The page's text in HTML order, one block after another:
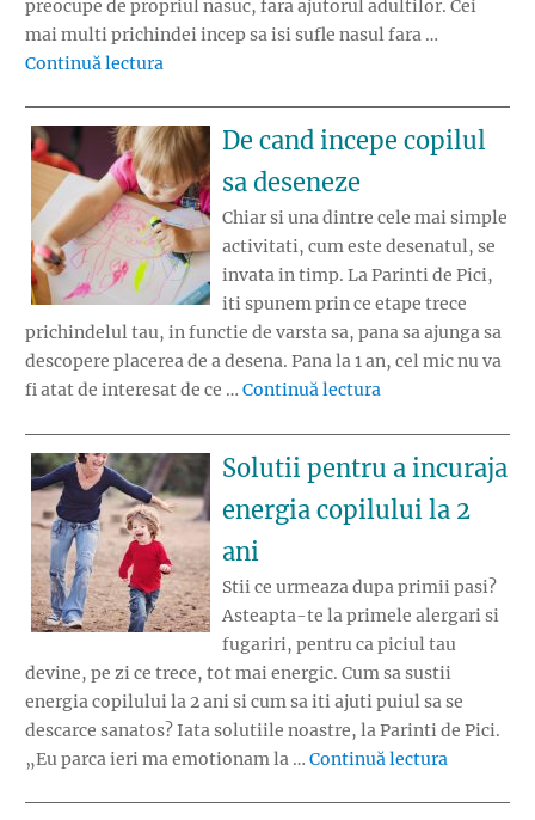
preocupe de propriul nasuc, fara ajutorul adultilor. Cei
mai multi prichindei incep sa isi sufle nasul fara …
Continuă lectura
De cand incepe copilul
sa deseneze
Chiar si una dintre cele mai simple
activitati, cum este desenatul, se
invata in timp. La Parinti de Pici,
iti spunem prin ce etape trece
prichindelul tau, in functie de varsta sa, pana sa ajunga sa
descopere placerea de a desena. Pana la 1 an, cel mic nu va
fi atat de interesat de ce … Continuă lectura
Solutii pentru a incuraja
energia copilului la 2
ani
Stii ce urmeaza dupa primii pasi?
Asteapta-te la primele alergari si
fugariri, pentru ca piciul tau
devine, pe zi ce trece, tot mai energic. Cum sa sustii
energia copilului la 2 ani si cum sa iti ajuti puiul sa se
descarce sanatos? Iata solutiile noastre, la Parinti de Pici.
„Eu parca ieri ma emotionam la … Continuă lectura